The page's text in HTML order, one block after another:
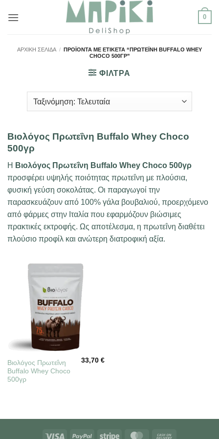
στο
0
ΑΡΧΙΚΉ ΣΕΛΊΔΑ / ΠΡΟΪΌΝΤΑ ΜΕ ΕΤΙΚΈΤΑ “ΠΡΩΤΕΪ́ΝΗ BUFFALO WHEY
CHOCO 500ΓΡ”
ΦΙΛΤΡΑ
Βιολόγος Πρωτεΐνη Buffalo Whey Choco
500γρ
Η Βιολόγος Πρωτεΐνη Buffalo Whey Choco 500γρ
προσφέρει υψηλής ποιότητας πρωτεΐνη με πλούσια,
φυσική γεύση σοκολάτας. Οι παραγωγοί την
παρασκευάζουν από 100% γάλα βουβαλιού, προερχόμενο
από φάρμες στην Ιταλία που εφαρμόζουν βιώσιμες
πρακτικές εκτροφής. Ως αποτέλεσμα, η πρωτεΐνη διαθέτει
πλούσιο προφίλ και ανώτερη διατροφική αξία.
Βιολόγος Πρωτεΐνη
Buffalo Whey Choco
500γρ
33,70€
Visa PayPal Stripe MasterCard